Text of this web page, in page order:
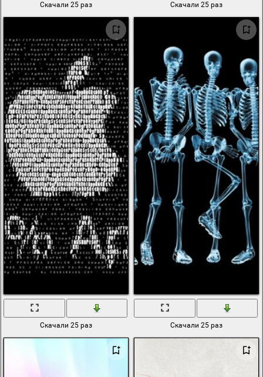
Скачали 25 раз Скачали 25 раз
Скачали 25 раз Скачали 25 раз